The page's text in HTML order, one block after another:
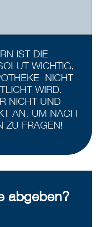
IST DIE
WICHTIG,
NICHT
WIRD.
NICHT UND
AN, UM NACH
ZU FRAGEN!
abgeben?